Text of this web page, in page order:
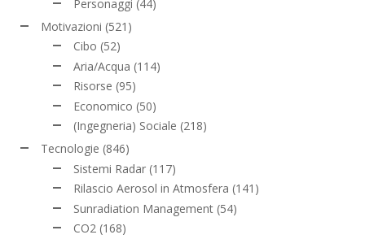
Personaggi (44)
Motivazioni (521)
Cibo (52)
Aria/Acqua (114)
Risorse (95)
Economico (50)
(Ingegneria) Sociale (218)
Tecnologie (846)
Sistemi Radar (117)
Rilascio Aerosol in Atmosfera (141)
Sunradiation Management (54)
CO2 (168)